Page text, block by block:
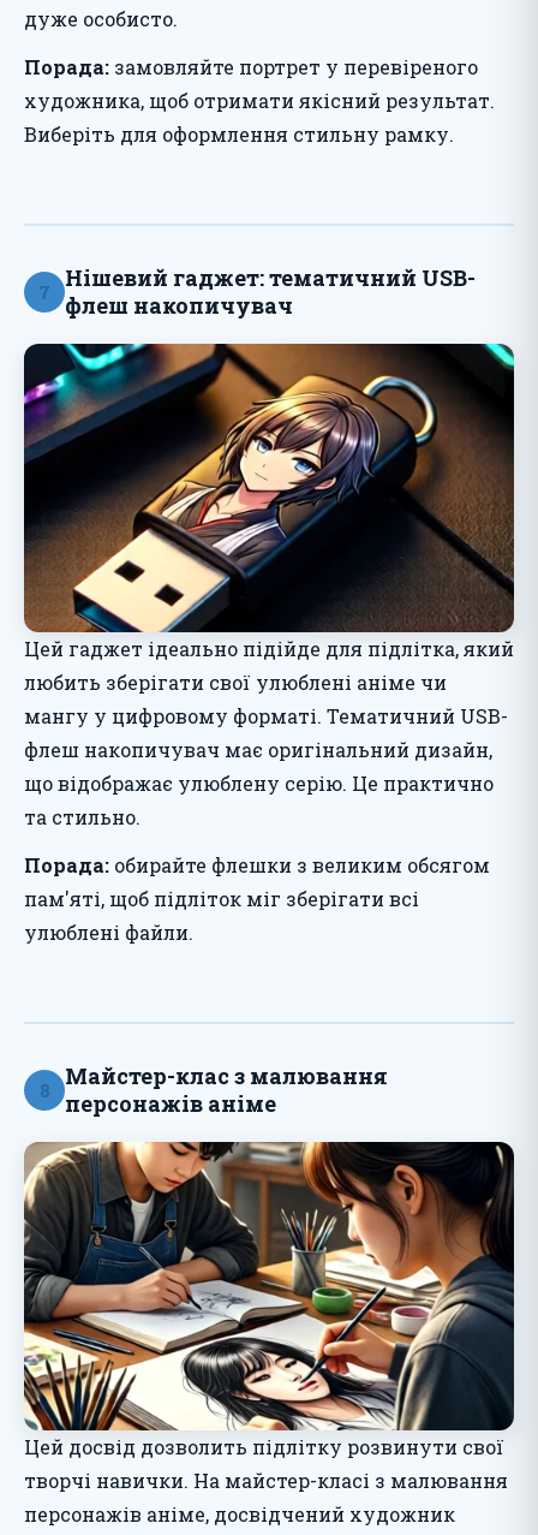
дуже особисто.
Порада: замовляйте портрет у перевіреного
художника, щоб отримати якісний результат.
Виберіть для оформлення стильну рамку.
7
Нішевий гаджет: тематичний USB-
флеш накопичувач
Цей гаджет ідеально підійде для підлітка, який
любить зберігати свої улюблені аніме чи
мангу у цифровому форматі. Тематичний USB-
флеш накопичувач має оригінальний дизайн,
що відображає улюблену серію. Це практично
та стильно.
Порада: обирайте флешки з великим обсягом
пам'яті, щоб підліток міг зберігати всі
улюблені файли.
8
Майстер-клас з малювання
персонажів аніме
Цей досвід дозволить підлітку розвинути свої
творчі навички. На майстер-класі з малювання
персонажів аніме, досвідчений художник